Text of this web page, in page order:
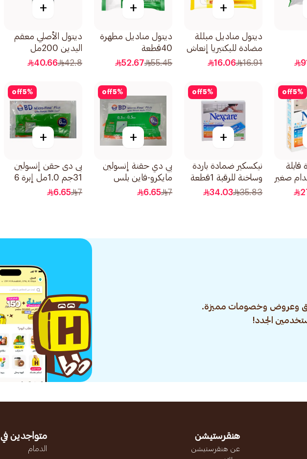
+
ديتول مناديل مبللة
مضادة للبكتيريا إنعاش
10 مناديل
16.91
16.06
+
ديتول مناديل مطهرة
40قطعة
55.45
52.67
+
ديتول الأصلي معقم
اليدين 200مل
42.8
40.66
5%
off
قابلة
صغير
5%
off
+
نيكسكير ضمادة باردة
وساخنة للرقبة 1قطعة
35.83
34.03
5%
off
+
بي دي حقنة إنسولين
مايكرو-فاين بلس
0.5مل
7
6.65
5%
off
+
بى دى حقن إنسولين
31جم 1.0مل إبرة 6
مم 10قطعة
7
6.65
وعروض وخصومات مميزة.
الجدد!
هنقرستيشن
عن هنقرستيشن
متواجدين في
الدمام